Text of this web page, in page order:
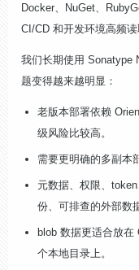
Docker、NuGet、
CI/CD 和开发环境高频读
我们长期使用 Sonatype
题变得越来越明显：
老版本部署依赖
级风险比较高。
需要更明确的多副本
元数据、权限、
份、可排查的外部数
blob 数据更适合放在
个本地目录上。